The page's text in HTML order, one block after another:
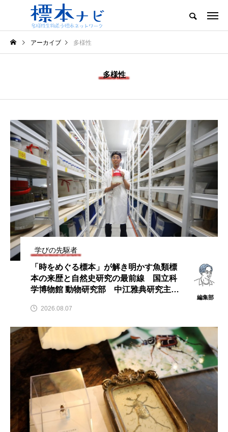
アーカイブ 多様性
多様性
学びの先駆者
「時をめぐる標本」が解き明かす魚類標
本の来歴と自然史研究の最前線 国立科
学博物館 動物研究部 中江雅典研究主幹
編集部
2026.08.07